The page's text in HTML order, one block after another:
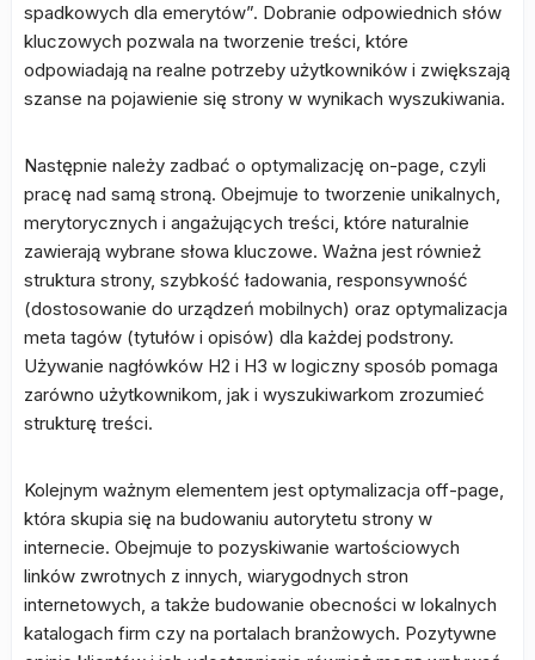
spadkowych dla emerytów”. Dobranie odpowiednich słów
kluczowych pozwala na tworzenie treści, które
odpowiadają na realne potrzeby użytkowników i zwiększają
szanse na pojawienie się strony w wynikach wyszukiwania.
Następnie należy zadbać o optymalizację on-page, czyli
pracę nad samą stroną. Obejmuje to tworzenie unikalnych,
merytorycznych i angażujących treści, które naturalnie
zawierają wybrane słowa kluczowe. Ważna jest również
struktura strony, szybkość ładowania, responsywność
(dostosowanie do urządzeń mobilnych) oraz optymalizacja
meta tagów (tytułów i opisów) dla każdej podstrony.
Używanie nagłówków H2 i H3 w logiczny sposób pomaga
zarówno użytkownikom, jak i wyszukiwarkom zrozumieć
strukturę treści.
Kolejnym ważnym elementem jest optymalizacja off-page,
która skupia się na budowaniu autorytetu strony w
internecie. Obejmuje to pozyskiwanie wartościowych
linków zwrotnych z innych, wiarygodnych stron
internetowych, a także budowanie obecności w lokalnych
katalogach firm czy na portalach branżowych. Pozytywne